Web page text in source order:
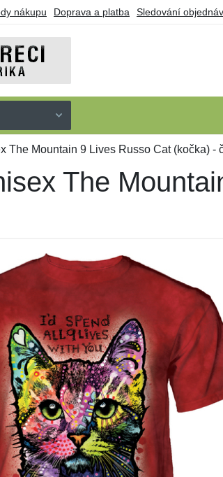
nákupu Doprava a platba Sledování
The Mountain 9 Lives Russo Cat (kočka) -
The